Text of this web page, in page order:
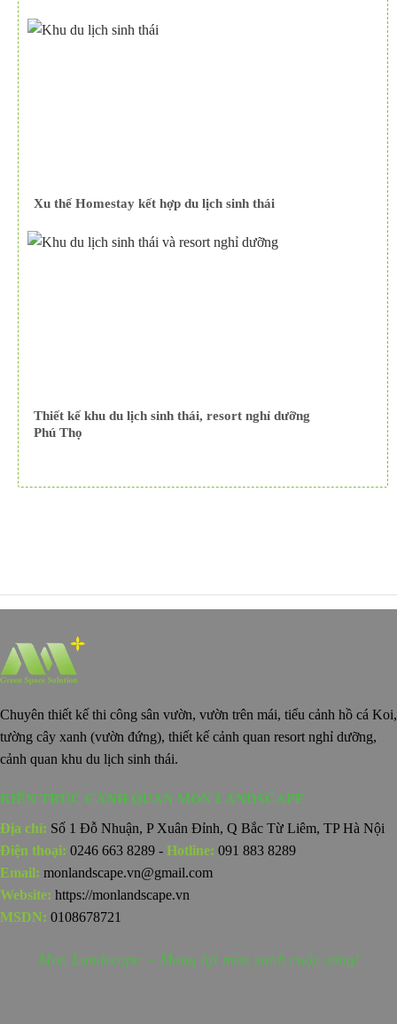
Xu thế Homestay kết hợp du lịch sinh thái
Thiết kế khu du lịch sinh thái, resort nghỉ dưỡng
Phú Thọ
Chuyên thiết kế thi công sân vườn, vườn trên mái, tiểu cảnh hồ cá Koi,
tường cây xanh (vườn đứng), thiết kế cảnh quan resort nghỉ dưỡng,
cảnh quan khu du lịch sinh thái.
KIẾN TRÚC CẢNH QUAN MON LANDSCAPE
Địa chỉ: Số 1 Đỗ Nhuận, P Xuân Đỉnh, Q Bắc Từ Liêm, TP Hà Nội
Điện thoại: 0246 663 8289 - Hotline: 091 883 8289
Email: monlandscape.vn@gmail.com
Website: https://monlandscape.vn
MSDN: 0108678721
Mon Landscape - Mang lại màu xanh cuộc sống!